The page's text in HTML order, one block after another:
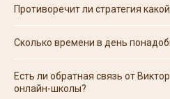
Противоречит ли стратегия
Сколько времени в день
Есть ли обратная связь от
онлайн-школы?